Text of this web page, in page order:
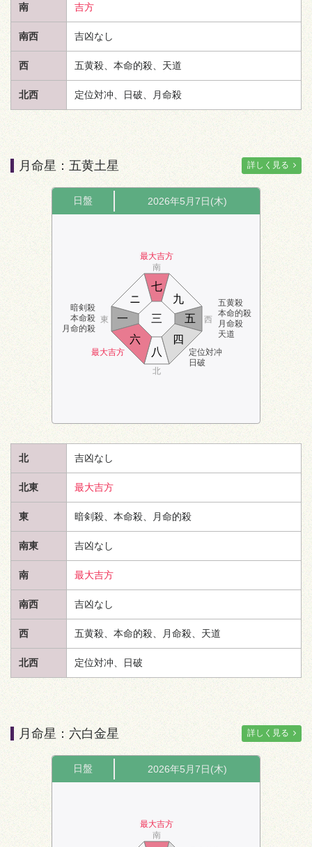
南 吉方
南西 吉凶なし
西 五黄殺、本命的殺、 天道
北西 定位対冲、日破、月命殺
月命星：五黄土星 詳しく見る
日盤 2026年5月7日(木)
最大吉方
暗剣殺
本命殺
月命的殺
五黄殺
本命的殺
月命殺
天道
最大吉方
定位対冲
日破
南
北
東 西
八
九
一
ニ
三
四
五
六
七
北 吉凶なし
北東 最大吉方
東 暗剣殺、本命殺、月命的殺
南東 吉凶なし
南 最大吉方
南西 吉凶なし
西 五黄殺、本命的殺、月命殺、 天道
北西 定位対冲、日破
月命星：六白金星 詳しく見る
日盤 2026年5月7日(木)
最大吉方
南